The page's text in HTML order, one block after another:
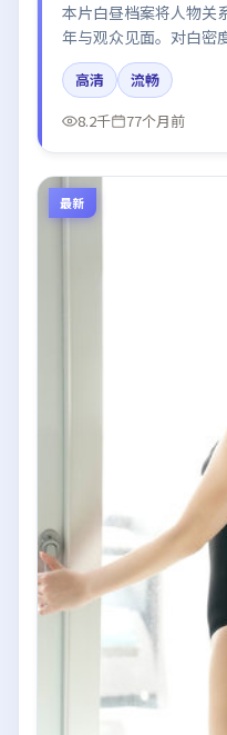
本片白昼档案将人物关
年与观众见面。对白密
雨、白宇的台词节奏值
冷色调摄影。
高清
流畅
8.2千
77个月前
最新